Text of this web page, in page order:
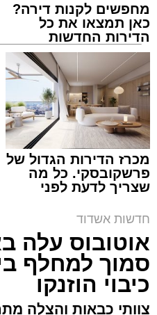
הכניסה למיון אסותא
מערכת האתר / 00:23 09.08.26
תגים:אשדוד, תאונה
צוותי הרפואה של איחוד
לנערה בת 17
ברחוב משה סנה
נווה כהן, יוחאי כהן
מתנדבים יחד) חובשים
מחפשים לקנות דירה?
כאן תמצאו את כל
הדירות החדשות
למכירה באשדוד >>>
מכרז הדירות הגדול של
פרשקובסקי. כל מה
שצריך לדעת לפני
באשדוד
חדשות אשדוד
סמוך למחלף
כיבוי הוזנקו
צוותי כבאות והצלה